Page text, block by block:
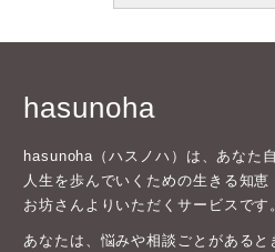
hasunoha
hasunoha（ハスノハ）は、あなた
人生を歩んでいくための生きる知
お坊さんよりいただくサービスです
あなたは、悩みや相談ごとがあると